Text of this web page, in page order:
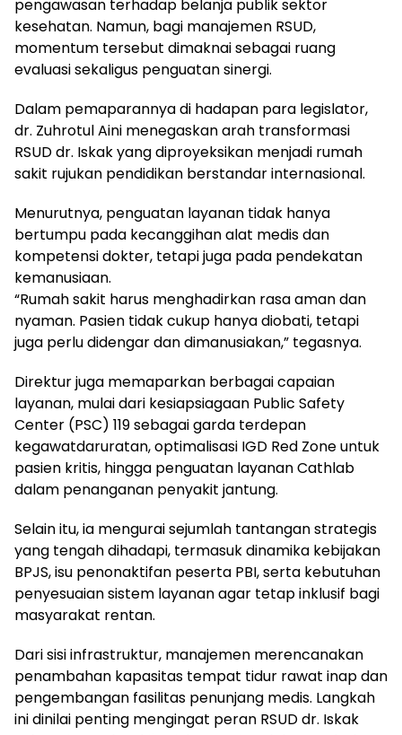
pengawasan terhadap belanja publik sektor
kesehatan. Namun, bagi manajemen RSUD,
momentum tersebut dimaknai sebagai ruang
evaluasi sekaligus penguatan sinergi.
Dalam pemaparannya di hadapan para legislator,
dr. Zuhrotul Aini menegaskan arah transformasi
RSUD dr. Iskak yang diproyeksikan menjadi rumah
sakit rujukan pendidikan berstandar internasional.
Menurutnya, penguatan layanan tidak hanya
bertumpu pada kecanggihan alat medis dan
kompetensi dokter, tetapi juga pada pendekatan
kemanusiaan.
“Rumah sakit harus menghadirkan rasa aman dan
nyaman. Pasien tidak cukup hanya diobati, tetapi
juga perlu didengar dan dimanusiakan,” tegasnya.
Direktur juga memaparkan berbagai capaian
layanan, mulai dari kesiapsiagaan Public Safety
Center (PSC) 119 sebagai garda terdepan
kegawatdaruratan, optimalisasi IGD Red Zone untuk
pasien kritis, hingga penguatan layanan Cathlab
dalam penanganan penyakit jantung.
Selain itu, ia mengurai sejumlah tantangan strategis
yang tengah dihadapi, termasuk dinamika kebijakan
BPJS, isu penonaktifan peserta PBI, serta kebutuhan
penyesuaian sistem layanan agar tetap inklusif bagi
masyarakat rentan.
Dari sisi infrastruktur, manajemen merencanakan
penambahan kapasitas tempat tidur rawat inap dan
pengembangan fasilitas penunjang medis. Langkah
ini dinilai penting mengingat peran RSUD dr. Iskak